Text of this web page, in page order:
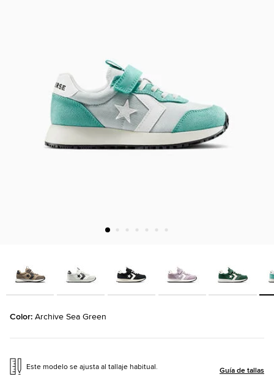
Color: Archive Sea Green
Este modelo se ajusta al tallaje habitual. Guía de tallas